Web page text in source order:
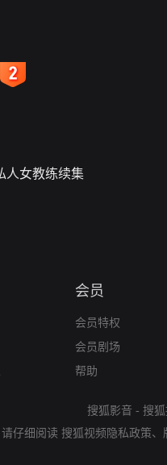
人女教练续集
会员
会员特权
会员剧场
帮助
搜狐影音 - 搜
请仔细阅读 搜狐视频隐私政策、